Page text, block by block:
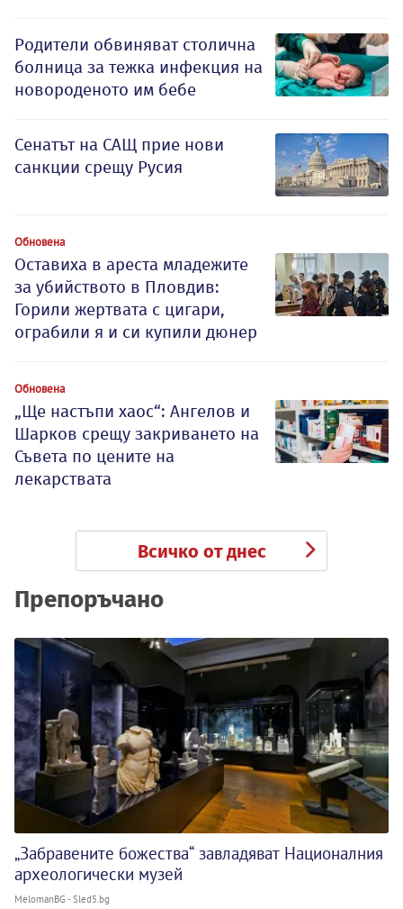
Родители обвиняват столична
болница за тежка инфекция на
новороденото им бебе
Сенатът на САЩ прие нови
санкции срещу Русия
Обновена
Оставиха в ареста младежите
за убийството в Пловдив:
Горили жертвата с цигари,
ограбили я и си купили дюнер
Обновена
„Ще настъпи хаос“: Ангелов и
Шарков срещу закриването на
Съвета по цените на
лекарствата
Всичко от днес
Препоръчано
„Забравените божества“ завладяват Националния
археологически музей
MelomanBG - Sled5.bg